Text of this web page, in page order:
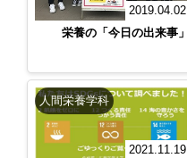
2019.04.02
栄養の「今日の出来事」
人間栄養学科
2021.11.19